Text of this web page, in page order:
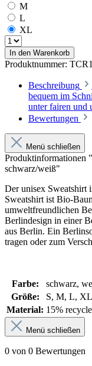
M
L
XL
In den Warenkorb
Produktnummer:
Beschreibung
bequem im
unter fairen
Bewertungen
Menü schließen
Produktinformationen
schwarz/weiß"
Der unisex Sweatshirt
Sweatshirt ist Bio-
umweltfreundlichen
Berlindesign in einer
aus Berlin. Ein
tragen oder zum
Farbe: schwarz,
Größe:
S, M, L, XL
Material: 15%
Menü schließen
0 von 0 Bewertungen